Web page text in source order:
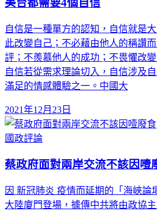
美台都需要4個自信
自信是一種單方的認知，自信就是
此改變自己；不必藉由他人的稱讚
評；不羨慕他人的成功；不畏懼改
自信若從需求理論切入，自信涉及
滿足的情感體驗之一。中國大
2021年12月23日
國政評論
蔡政府面對兩岸交流不該因噎
因 新冠肺炎 疫情而延期的「海峽論
大陸廈門登場，據傳中共將由政協